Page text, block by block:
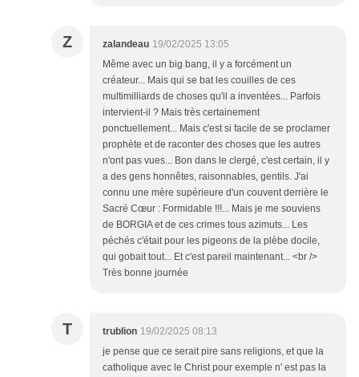
Z zalandeau 19/02/2025 13:05
Même avec un big bang, il y a forcément un
créateur... Mais qui se bat les couilles de ces
multimilliards de choses qu'il a inventées... Parfois
intervient-il ? Mais très certainement
ponctuellement... Mais c'est si facile de se proclamer
prophète et de raconter des choses que les autres
n'ont pas vues... Bon dans le clergé, c'est certain, il y
a des gens honnêtes, raisonnables, gentils. J'ai
connu une mère supérieure d'un couvent derrière le
Sacré Cœur : Formidable !!!... Mais je me souviens
de BORGIA et de ces crimes tous azimuts... Les
péchés c'était pour les pigeons de la plèbe docile,
qui gobait tout... Et c'est pareil maintenant... <br />
Très bonne journée
T trublion 19/02/2025 08:13
je pense que ce serait pire sans religions, et que la
catholique avec le Christ pour exemple n' est pas la